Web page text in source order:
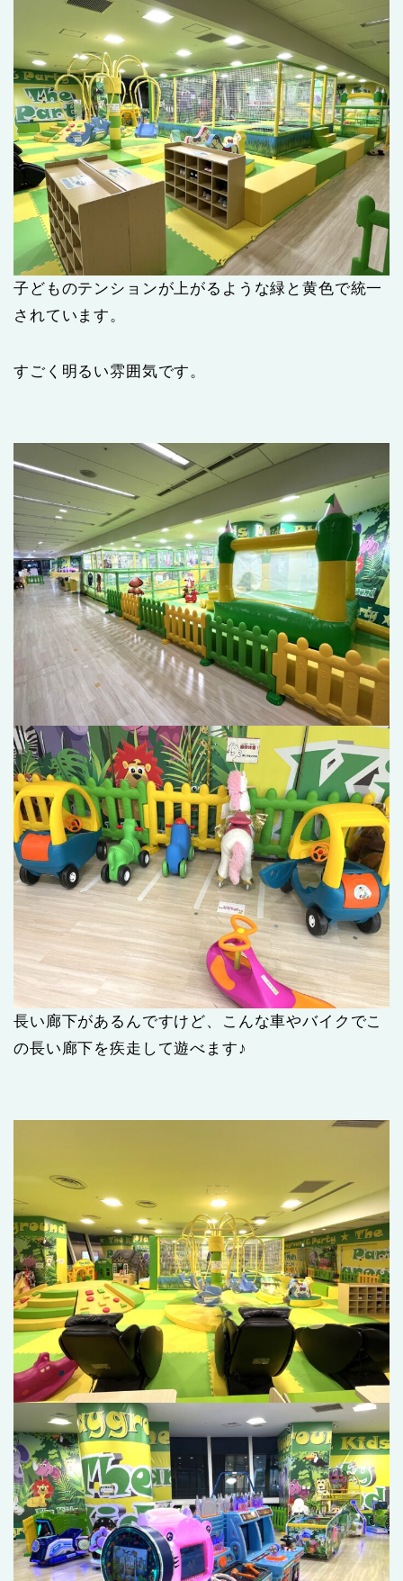
子どものテンションが上がるような緑と黄色で統一
されています。
すごく明るい雰囲気です。
長い廊下があるんですけど、こんな車やバイクでこ
の長い廊下を疾走して遊べます♪